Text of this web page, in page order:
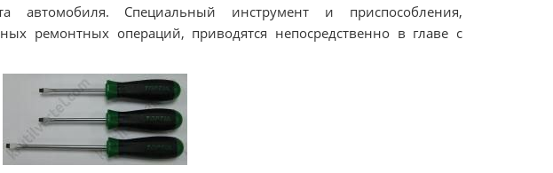
автомобиля. Специальный инструмент и приспособления,
ремонтных операций, приводятся непосредственно в главе с